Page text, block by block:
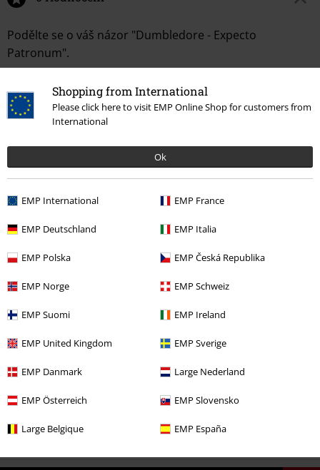
Shopping from International
Please click here to visit EMP Online Shop for customers from
International
Ok
EMP International EMP France
EMP Deutschland EMP Italia
EMP Polska EMP Česká Republika
EMP Norge EMP Schweiz
EMP Suomi EMP Ireland
EMP United Kingdom EMP Sverige
EMP Danmark Large Nederland
EMP Österreich EMP Slovensko
Large Belgique EMP España
Podělte se o váš názor "Dumbledore - Expecto
Patronum".
More categories. More options.
Kuchyňské potřeby
Šálek & Hrnky
Filmy & seriály Filmy & seriály Harry Potter Dárky
Filmy & seriály Kuchyňské doplňky Hrnky a šálky
Filmy & seriály Filmy & seriály Harry Potter Témata